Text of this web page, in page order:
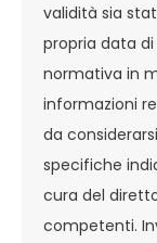
validità sia
propria data
normativa in
informazioni
da
specifiche
cura del
competenti.